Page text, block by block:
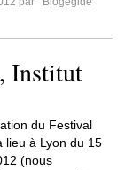
Institut
du Festival
lieu à Lyon du 15
(nous